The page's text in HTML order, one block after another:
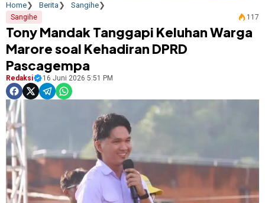
Home Berita Sangihe
Sangihe 117
Tony Mandak Tanggapi Keluhan Warga
Marore soal Kehadiran DPRD
Pascagempa
Redaksi 16 Juni 2026 5:51 PM